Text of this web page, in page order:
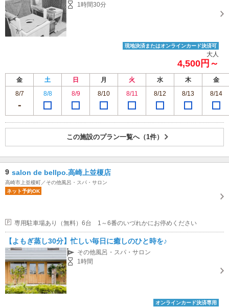
1時間30分
現地決済またはオンラインカード決済可
大人
4,500円～
金 土 日 月 火 水 木
金
8/7
8/8 8/9 8/10 8/11 8/12 8/13 8/14
この施設のプラン一覧へ（1件）
9 salon de bellpo.高崎上並榎店
高崎市上並榎町／その他風呂・スパ・サロン
ネット予約OK
専用駐車場あり（無料）6台 1～6番のいづれかにお停めください
【よもぎ蒸し30分】忙しい毎日に癒しのひと時を♪
その他風呂・スパ・サロン
1時間
オンラインカード決済専用